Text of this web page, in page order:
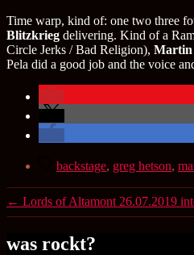
Time warp, kind of: one two three
Blitzkrieg delivering. Kind of a
Circle Jerks / Bad Religion), Martin
Pela did a good job and the voice
Schlagwörter
backstage, greg hetson,
← Lords of Altamont 26.07.2019
was rockt?